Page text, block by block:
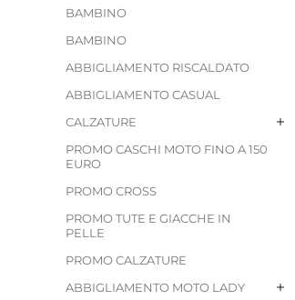
BAMBINO
BAMBINO
ABBIGLIAMENTO RISCALDATO
ABBIGLIAMENTO CASUAL
CALZATURE
PROMO CASCHI MOTO FINO A 150
EURO
PROMO CROSS
PROMO TUTE E GIACCHE IN
PELLE
PROMO CALZATURE
ABBIGLIAMENTO MOTO LADY